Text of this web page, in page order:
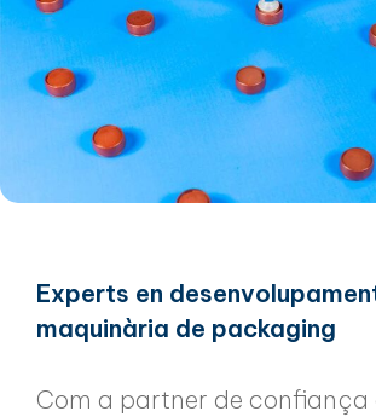
Experts en
maquinària de packaging
Com a partner de confiança